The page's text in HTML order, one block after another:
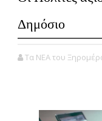
Δημόσιο
Τα ΝΕΑ του